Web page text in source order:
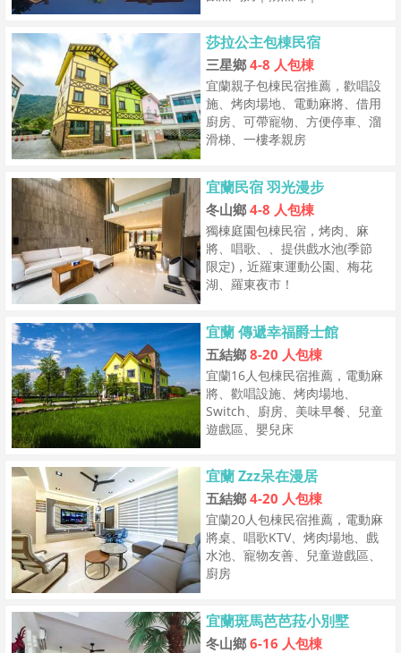
莎拉公主包棟民宿
三星鄉 4-8 人包棟
宜蘭親子包棟民宿推薦，歡唱設
施、烤肉場地、電動麻將、借用
廚房、可帶寵物、方便停車、溜
滑梯、一樓孝親房
宜蘭民宿 羽光漫步
冬山鄉 4-8 人包棟
獨棟庭園包棟民宿，烤肉、麻
將、唱歌、、提供戲水池(季節
限定)，近羅東運動公園、梅花
湖、羅東夜市！
宜蘭 傳遞幸福爵士館
五結鄉 8-20 人包棟
宜蘭16人包棟民宿推薦，電動麻
將、歡唱設施、烤肉場地、
Switch、廚房、美味早餐、兒童
遊戲區、嬰兒床
宜蘭 Zzz呆在漫居
五結鄉 4-20 人包棟
宜蘭20人包棟民宿推薦，電動麻
將桌、唱歌KTV、烤肉場地、戲
水池、寵物友善、兒童遊戲區、
廚房
宜蘭斑馬芭芭菈小別墅
冬山鄉 6-16 人包棟